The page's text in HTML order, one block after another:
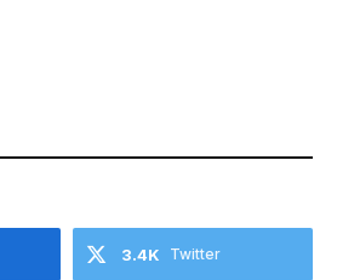
Twitter
3.4K